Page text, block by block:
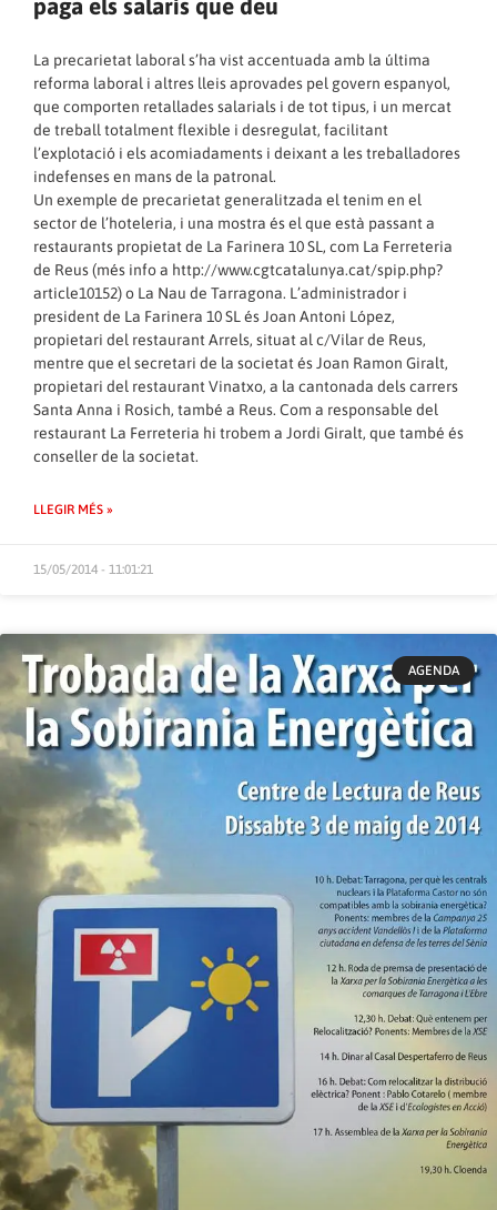
La precarietat laboral s’ha vist accentuada amb la última
reforma laboral i altres lleis aprovades pel govern espanyol,
que comporten retallades salarials i de tot tipus, i un mercat
de treball totalment flexible i desregulat, facilitant
l’explotació i els acomiadaments i deixant a les treballadores
indefenses en mans de la patronal.
Un exemple de precarietat generalitzada el tenim en el
sector de l’hoteleria, i una mostra és el que està passant a
restaurants propietat de La Farinera 10 SL, com La Ferreteria
de Reus (més info a http://www.cgtcatalunya.cat/spip.php?
article10152) o La Nau de Tarragona. L’administrador i
president de La Farinera 10 SL és Joan Antoni López,
propietari del restaurant Arrels, situat al c/Vilar de Reus,
mentre que el secretari de la societat és Joan Ramon Giralt,
propietari del restaurant Vinatxo, a la cantonada dels carrers
Santa Anna i Rosich, també a Reus. Com a responsable del
restaurant La Ferreteria hi trobem a Jordi Giralt, que també és
conseller de la societat.
LLEGIR MÉS »
15/05/2014 - 11:01:21
AGENDA